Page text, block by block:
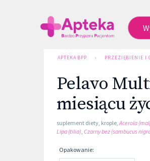
APTEKA BPP › PRZEZIĘBIENIE I
Pelavo
miesiącu
suplement diety, krople,Acerola
Lipa (tilia), Czarny bez (sambucus
Opakowanie: